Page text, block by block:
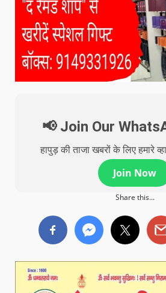
📢 Join Our
हापुड़ की ताजा खबरों के लिए हमारे
Join Now
Share this...